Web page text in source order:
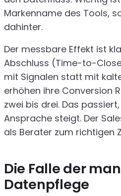
Markenname des Tools,
dahinter.
Der messbare Effekt ist
Abschluss (Time-to-
mit Signalen statt mit
erhöhen ihre Conversion
zwei bis drei. Das
Ansprache steigt. Der
als Berater zum richtigen
Die Falle der
Datenpflege